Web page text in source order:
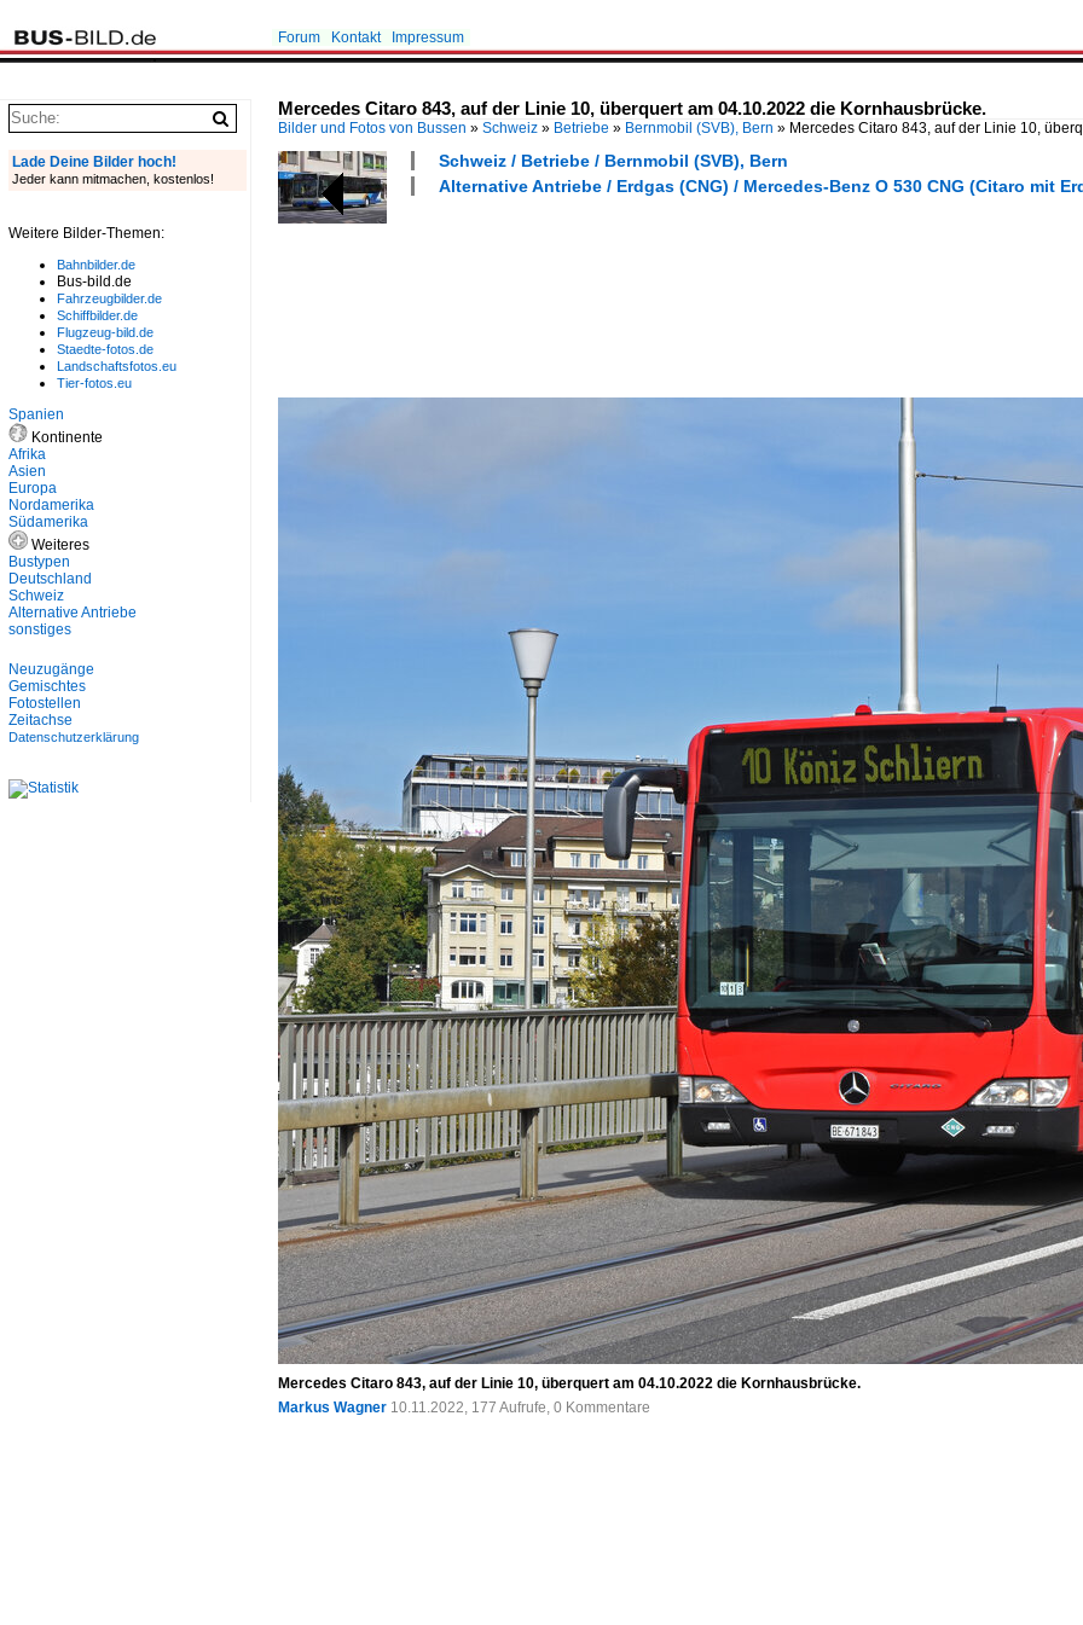
Forum Kontakt Impressum
Mercedes Citaro 843, auf der Linie 10, überquert am 04.10.2022 die Kornhausbrücke.
Bilder und Fotos von Bussen » Schweiz » Betriebe » Bernmobil (SVB), Bern » Mercedes Citaro 843, auf der Linie 10,
Schweiz / Betriebe / Bernmobil (SVB), Bern
Alternative Antriebe / Erdgas (CNG) / Mercedes-Benz O 530 CNG (Citaro mit
Mercedes Citaro 843, auf der Linie 10, überquert am 04.10.2022 die Kornhausbrücke.
Markus Wagner 10.11.2022, 177 Aufrufe, 0 Kommentare
Lade Deine Bilder hoch!
Jeder kann mitmachen, kostenlos!
Weitere Bilder-Themen:
Bahnbilder.de
Bus-bild.de
Fahrzeugbilder.de
Schiffbilder.de
Flugzeug-bild.de
Staedte-fotos.de
Landschaftsfotos.eu
Tier-fotos.eu
Spanien
Kontinente
Afrika
Asien
Europa
Nordamerika
Südamerika
Weiteres
Bustypen
Deutschland
Schweiz
Alternative Antriebe
sonstiges
Neuzugänge
Gemischtes
Fotostellen
Zeitachse
Datenschutzerklärung